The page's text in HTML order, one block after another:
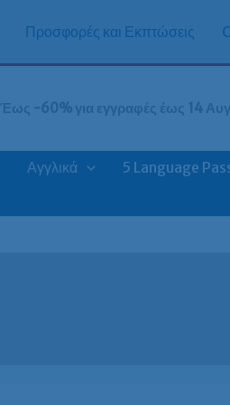
Προσφορές και Εκπτώσεις
Έως -60% για εγγραφές έως 14
Αγγλικά 5 Language